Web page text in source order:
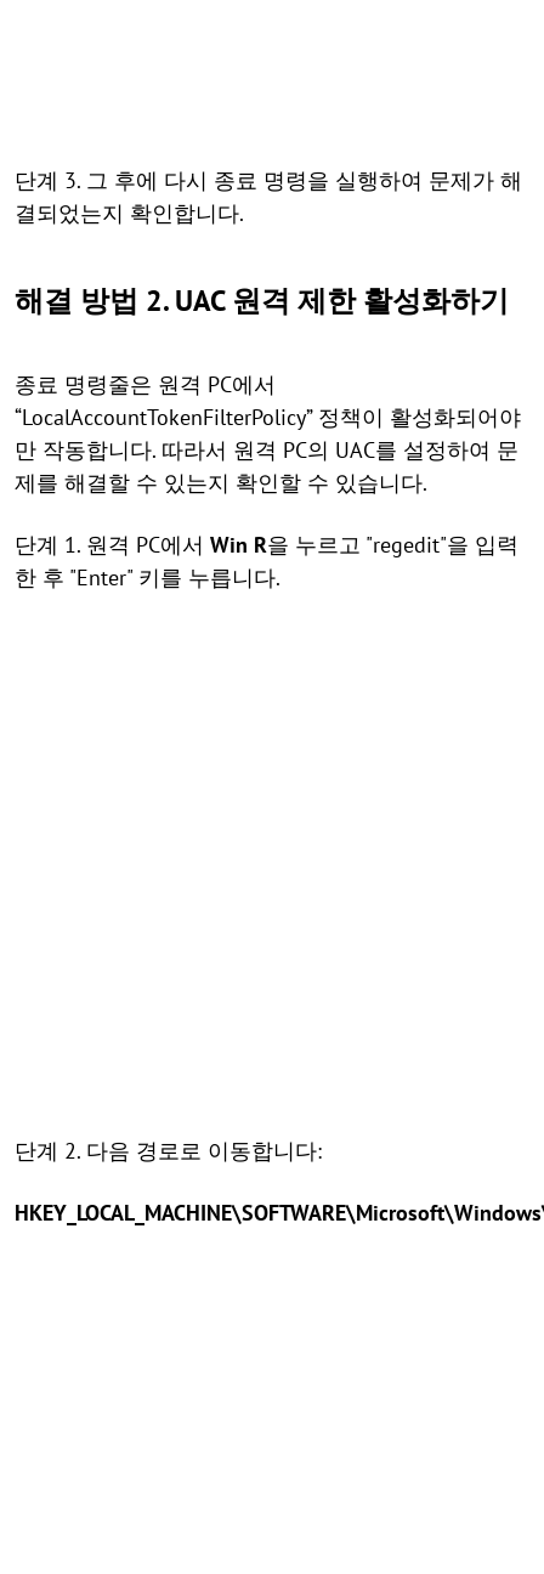
단계 3. 그 후에 다시 종료 명령을 실행하여 문제가 해
결되었는지 확인합니다.
해결 방법 2. UAC 원격 제한 활성화하기
종료 명령줄은 원격 PC에서
“LocalAccountTokenFilterPolicy” 정책이 활성화되어야
만 작동합니다. 따라서 원격 PC의 UAC를 설정하여 문
제를 해결할 수 있는지 확인할 수 있습니다.
단계 1. 원격 PC에서 Win R을 누르고 "regedit"을 입력
한 후 "Enter" 키를 누릅니다.
단계 2. 다음 경로로 이동합니다: